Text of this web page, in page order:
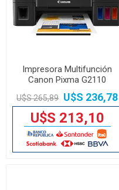
Impresora Multifunción
Canon Pixma G2110
Sistema Continuo
U$S 265,89 U$S 236,78
U$S 213,10